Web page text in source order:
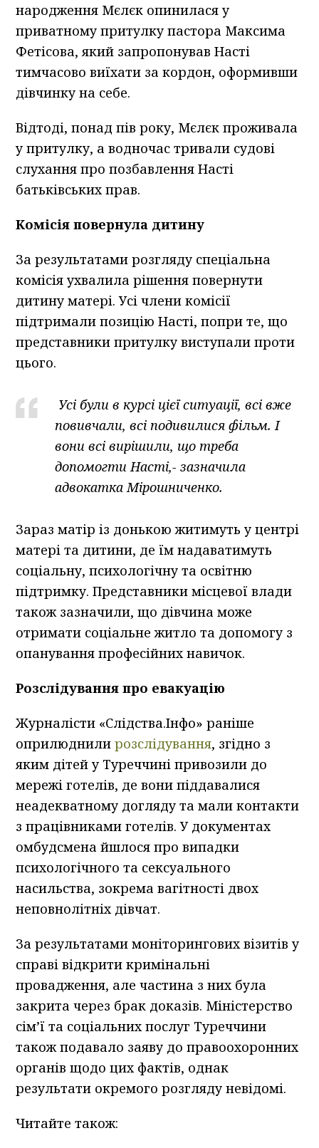
народження Мєлєк опинилася у
приватному притулку пастора Максима
Фетісова, який запропонував Насті
тимчасово виїхати за кордон, оформивши
дівчинку на себе.
Відтоді, понад пів року, Мєлєк проживала
у притулку, а водночас тривали судові
слухання про позбавлення Насті
батьківських прав.
Комісія повернула дитину
За результатами розгляду спеціальна
комісія ухвалила рішення повернути
дитину матері. Усі члени комісії
підтримали позицію Насті, попри те, що
представники притулку виступали проти
цього.
Усі були в курсі цієї ситуації, всі вже
повивчали, всі подивилися фільм. І
вони всі вирішили, що треба
допомогти Насті,- зазначила
адвокатка Мірошниченко.
Зараз матір із донькою житимуть у центрі
матері та дитини, де їм надаватимуть
соціальну, психологічну та освітню
підтримку. Представники місцевої влади
також зазначили, що дівчина може
отримати соціальне житло та допомогу з
опанування професійних навичок.
Розслідування про евакуацію
Журналісти «Слідства.Інфо» раніше
оприлюднилирозслідування, згідно з
яким дітей у Туреччині привозили до
мережі готелів, де вони піддавалися
неадекватному догляду та мали контакти
з працівниками готелів. У документах
омбудсмена йшлося про випадки
психологічного та сексуального
насильства, зокрема вагітності двох
неповнолітніх дівчат.
За результатами моніторингових візитів у
справі відкрити кримінальні
провадження, але частина з них була
закрита через брак доказів. Міністерство
сім’ї та соціальних послуг Туреччини
також подавало заяву до правоохоронних
органів щодо цих фактів, однак
результати окремого розгляду невідомі.
Читайте також: